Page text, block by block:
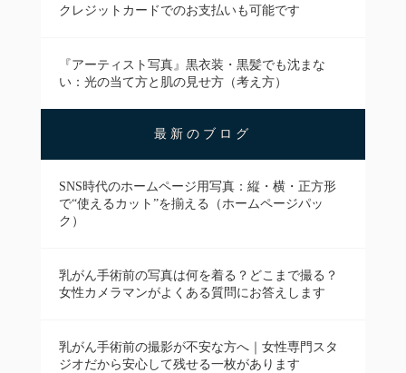
クレジットカードでのお支払いも可能です
『アーティスト写真』黒衣装・黒髪でも沈まな
い：光の当て方と肌の見せ方（考え方）
最新のブログ
SNS時代のホームページ用写真：縦・横・正方形
で“使えるカット”を揃える（ホームページパッ
ク）
乳がん手術前の写真は何を着る？どこまで撮る？
女性カメラマンがよくある質問にお答えします
乳がん手術前の撮影が不安な方へ｜女性専門スタ
ジオだから安心して残せる一枚があります